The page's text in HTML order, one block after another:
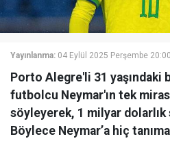
Yayınlanma: 04 Eylül 2025 Perşembe 20:00
Porto Alegre'li 31 yaşındaki
futbolcu Neymar'ın tek
söyleyerek, 1 milyar dolarlık
Böylece Neymar’a hiç